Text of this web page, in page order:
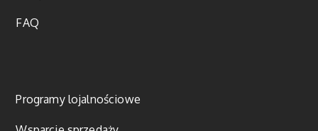
FAQ
Programy lojalnościowe